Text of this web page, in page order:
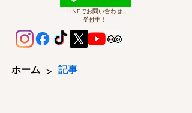
LINEでお問い合わせ
受付中！
ホーム > 記事